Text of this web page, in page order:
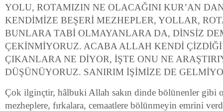
YOLU, ROTAMIZIN NE OLACAĞINI KUR’AN
KENDİMİZE BEŞERİ MEZHEPLER, YOLLAR,
BUNLARA TABİ OLMAYANLARA DA, DİNSİZ
ÇEKİNMİYORUZ. ACABA ALLAH KENDİ
ÇIKANLARA NE DİYOR, İŞTE ONU NE
DÜŞÜNÜYORUZ. SANIRIM İŞİMİZE DE
Çok ilginçtir, hâlbuki Allah sakın dinde bölünenler gibi
mezheplere, fırkalara, cemaatlere bölünmeyin emrini